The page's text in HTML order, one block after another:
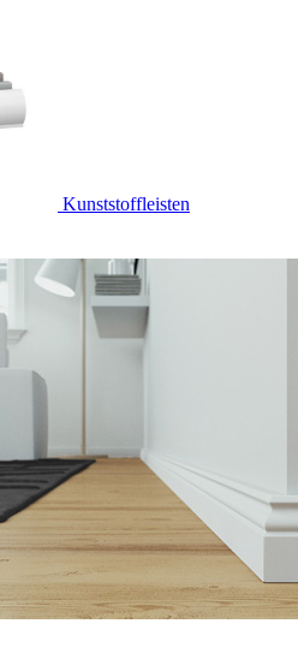
Kunststoffleisten